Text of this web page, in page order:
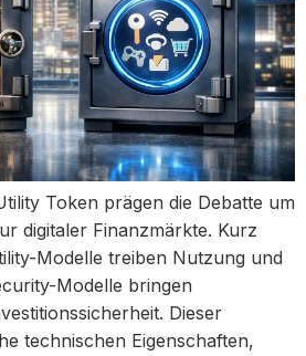
Token prägen die Debatte um
digitaler Finanzmärkte. Kurz
Modelle treiben Nutzung und
Modelle bringen
Dieser
technischen Eigenschaften,